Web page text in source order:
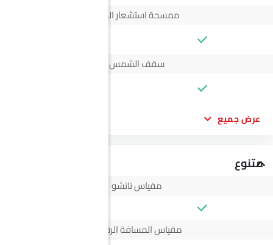
ممسحة استشعار المطر
سقف الشمس
عرض جميع
متنوع
مقياس تاتشو
مقياس المسافة الرقمي